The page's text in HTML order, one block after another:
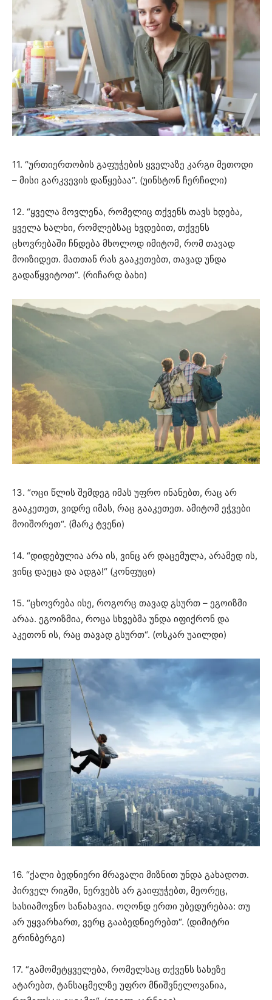
11. “ურთიერთობის გაფუჭების ყველაზე კარგი მეთოდი
– მისი გარკვევის დაწყებაა“. (უინსტონ ჩერჩილი)
12. “ყველა მოვლენა, რომელიც თქვენს თავს ხდება,
ყველა ხალხი, რომლებსაც ხვდებით, თქვენს
ცხოვრებაში ჩნდება მხოლოდ იმიტომ, რომ თავად
მოიზიდეთ. მათთან რას გააკეთებთ, თავად უნდა
გადაწყვიტოთ“. (რიჩარდ ბახი)
13. “ოცი წლის შემდეგ იმას უფრო ინანებთ, რაც არ
გააკეთეთ, ვიდრე იმას, რაც გააკეთეთ. ამიტომ ეჭვები
მოიშორეთ“. (მარკ ტვენი)
14. “დიდებულია არა ის, ვინც არ დაცემულა, არამედ ის,
ვინც დაეცა და ადგა!“ (კონფუცი)
15. “ცხოვრება ისე, როგორც თავად გსურთ – ეგოიზმი
არაა. ეგოიზმია, როცა სხვებმა უნდა იფიქრონ და
აკეთონ ის, რაც თავად გსურთ“. (ოსკარ უაილდი)
16. “ქალი ბედნიერი მრავალი მიზნით უნდა გახადოთ.
პირველ რიგში, ნერვებს არ გაიფუჭებთ, მეორეც,
სასიამოვნო სანახავია. ოღონდ ერთი უბედურებაა: თუ
არ უყვარხართ, ვერც გააბედნიერებთ“. (დიმიტრი
გრინბერგი)
17. “გამომეტყველება, რომელსაც თქვენს სახეზე
ატარებთ, ტანსაცმელზე უფრო მნიშვნელოვანია,